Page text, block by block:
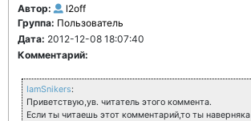
Автор:
l2off
Группа: Пользователь
Дата: 2012-12-08 18:07:40
Комментарий:
IamSnikers:
Приветствую,ув. читатель этого коммента.
Если ты читаешь этот комментарий,то ты